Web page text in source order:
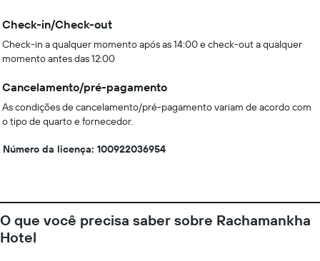
Check-in/Check-out
Check-in a qualquer momento após as 14:00 e check-out a qualquer
momento antes das 12:00
Cancelamento/pré-pagamento
As condições de cancelamento/pré-pagamento variam de acordo com
o tipo de quarto e fornecedor.
Número da licença: 100922036954
O que você precisa saber sobre Rachamankha
Hotel